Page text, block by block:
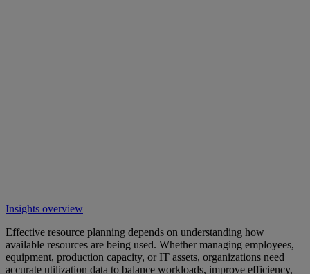
Insights overview
Effective resource planning depends on understanding how
available resources are being used. Whether managing employees,
equipment, production capacity, or IT assets, organizations need
accurate utilization data to balance workloads, improve efficiency,